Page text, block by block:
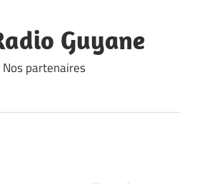
Guyane
Nos partenaires